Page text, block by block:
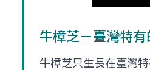
牛樟芝－臺灣特
牛樟芝只生長在臺灣